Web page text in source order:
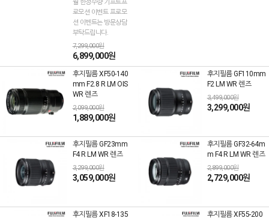
월 한정수량 기프트프
로모션 이벤트 프로모
션 이벤트는 방문상담
부탁드립니다.
7,299,000원
6,899,000원
후지필름 XF50-140
mm F2.8 R LM OIS
WR 렌즈
2,099,000원
1,889,000원
후지필름 GF110mm
F2 LM WR 렌즈
3,499,000원
3,299,000원
후지필름 GF23mm
F4 R LM WR 렌즈
3,299,000원
3,059,000원
후지필름 GF32-64m
m F4 R LM WR 렌즈
2,899,000원
2,729,000원
후지필름 XF18-135
후지필름 XF55-200